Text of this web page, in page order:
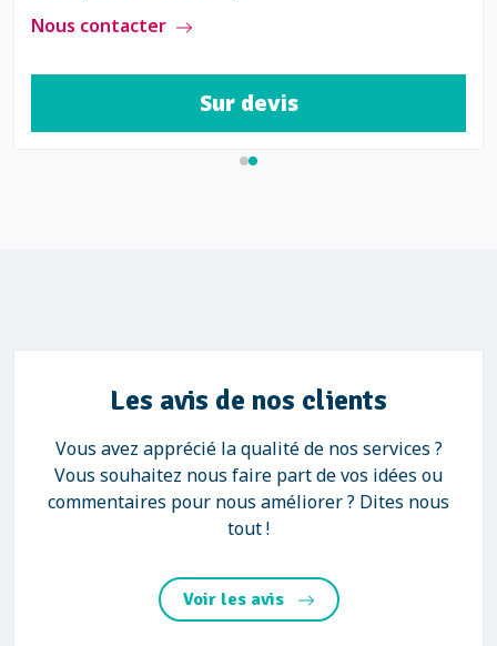
Nous contacter
Les avis de nos clients
Vous avez apprécié la qualité de nos services ?
Vous souhaitez nous faire part de vos idées ou
commentaires pour nous améliorer ? Dites nous
tout !
Voir les avis